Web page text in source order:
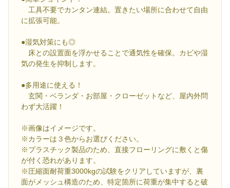
工具不要でカンタン連結。置きたい場所に合わせて自由
に拡張可能。
●湿気対策にも◎
床との設置面を浮かせることで通気性を確保。カビや湿
気の発生を抑制します。
●多用途に使える！
玄関・ベランダ・お部屋・クローゼットなど、屋内外問
わず大活躍！
※画像はイメージです。
※カラーは３色からお選びください。
※プラスチック製品のため、直接フローリングに敷くと傷
が付く恐れがあります。
※圧縮面耐荷重3000kgの試験をクリアしていますが、裏
面がメッシュ構造のため、特定箇所に荷重が集中すると破